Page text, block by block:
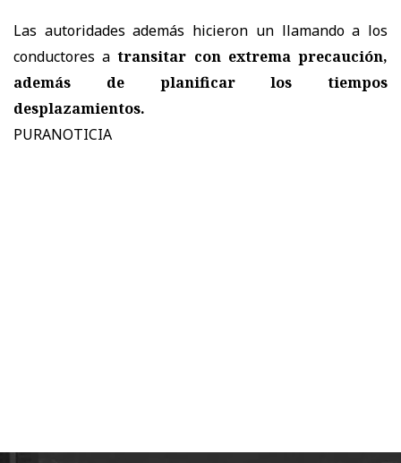
Las autoridades además hicieron un llamando a los
conductores atransitar con extrema precaución,
además de planificar los tiempos
desplazamientos.
PURANOTICIA